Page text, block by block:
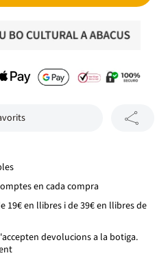
en cada compra
19€ en llibres i de 39€ en llibres de
devolucions a la botiga.